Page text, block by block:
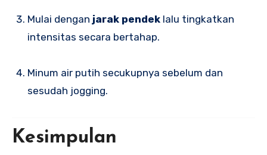
Mulai dengan jarak pendeklalu tingkatkan
intensitas secara bertahap.
Minum air putih secukupnya sebelum dan
sesudah jogging.
Kesimpulan